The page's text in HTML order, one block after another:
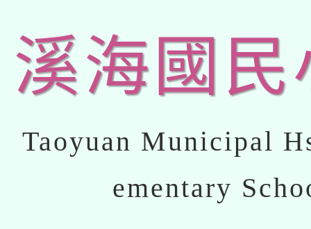
溪海國民
Taoyuan Municipal
ementary